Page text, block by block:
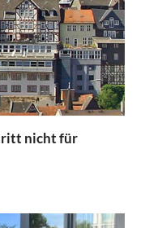
tritt nicht für